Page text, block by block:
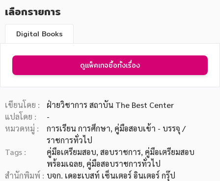
หมวดหมู่หนังสือ
หมวดหมู่ยอดนิยม
เลือกรายการ
Digital Books
ดูแพ็คเกจซื้อทั้งเรื่อง
เขียนโดย :
ฝ่ายวิชาการ สถาบัน The Best Center
แปลโดย :
-
หมวดหมู่ :
การเรียน การศึกษา, คู่มือสอบเข้า - บรรจุ /
ราชการทั่วไป
Tags :
คู่มือเตรียมสอบ, สอบราชการ, คู่มือเตรียมสอบ
พร้อมเฉลย, คู่มือสอบราชการทั่วไป
สำนักพิมพ์ : บจก. เดอะเบสท์ เซ็นเตอร์ อินเตอร์ กรุ๊ป